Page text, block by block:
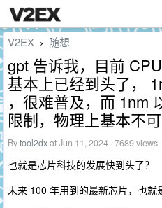
V2EX › 随想
gpt 告诉我，目前
基本上已经到头了，
，很难普及，而 1nm
限制，物理上基本不可
Bytool2dxat Jun 11, 2024 · 7689 views
也就是芯片科技的发展快到头了？
未来 100 年用到的最新芯片，也就